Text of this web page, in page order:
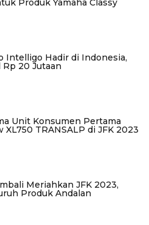
Produk Yamaha Classy
Intelligo Hadir di Indonesia,
20 Jutaan
Unit Konsumen Pertama
XL750 TRANSALP di JFK 2023
Meriahkan JFK 2023,
Produk Andalan